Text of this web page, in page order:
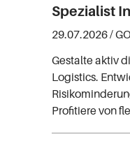
Spezialist
29.07.2026 /
Gestalte aktiv
Logistics.
Profitiere von